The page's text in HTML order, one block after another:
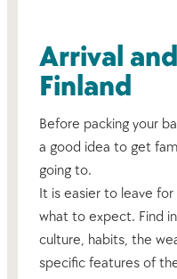
Arrival
Finland
Before packing your
a good idea to get
going to.
It is easier to leave
what to expect. Find
culture, habits, the
specific features of